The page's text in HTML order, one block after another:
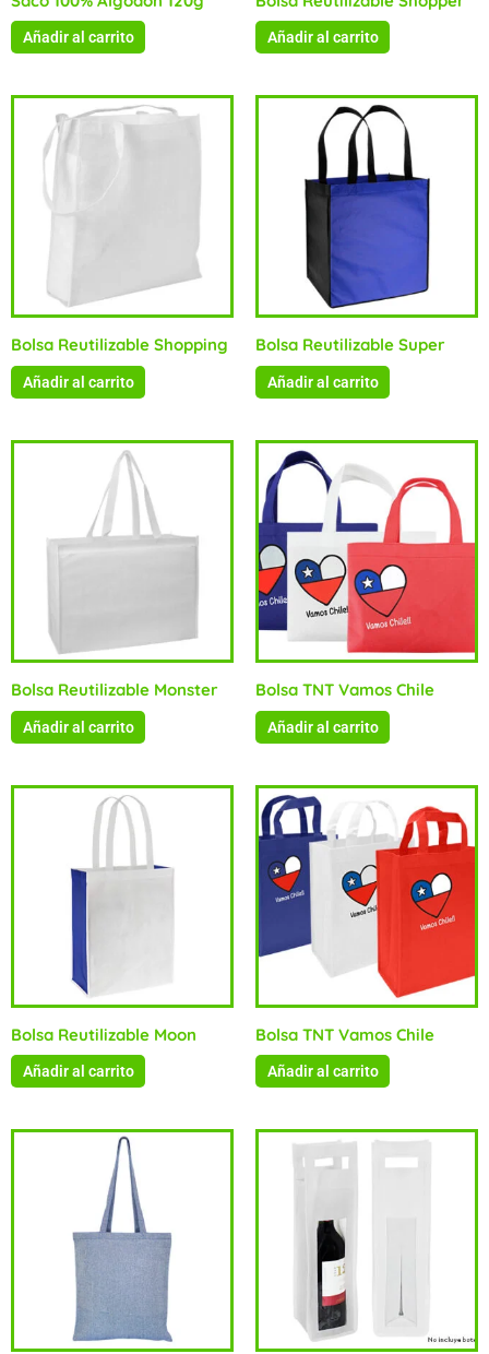
Añadir al carrito Añadir al carrito
Bolsa Reutilizable Shopping
Añadir al carrito
Bolsa Reutilizable Super
Añadir al carrito
Bolsa Reutilizable Monster
Añadir al carrito
Bolsa TNT Vamos Chile
Añadir al carrito
Bolsa Reutilizable Moon
Añadir al carrito
Bolsa TNT Vamos Chile
Añadir al carrito